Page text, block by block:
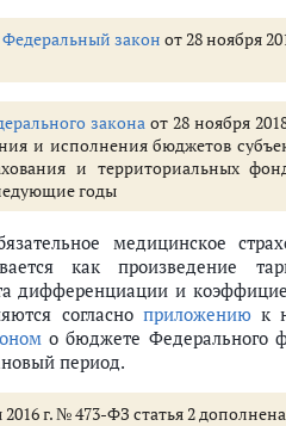
услуг
Федеральный закон от 28 ноября
законаот 28 ноября
и исполнения бюджетов
и территориальных
годы
медицинское
как произведение
дифференциации и
согласно приложению к
о бюджете Федерального
период.
2016 г. № 473-ФЗ статья 2